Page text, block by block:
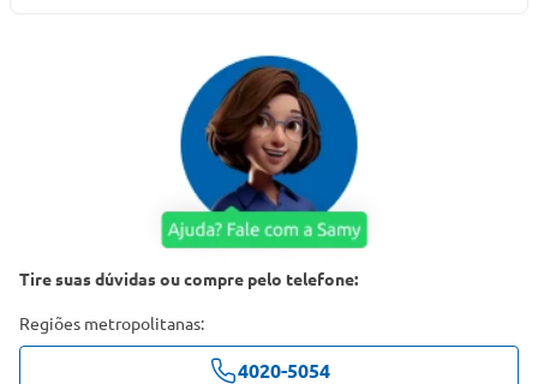
Tire suas dúvidas ou compre pelo telefone:
Regiões metropolitanas:
4020-5054